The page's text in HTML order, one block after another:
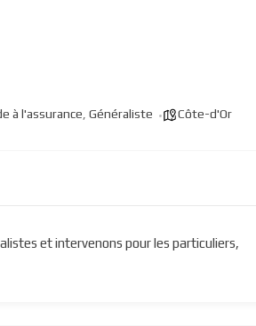
à l'assurance Généraliste Côte-d'Or
et intervenons pour les particuliers,